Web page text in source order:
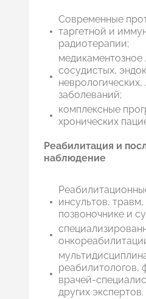
Современные
таргетной и
радиотерапии;
медикаментозное
сосудистых,
неврологических,
заболеваний;
комплексные
хронических
Реабилитация и
наблюдение
инсультов,
позвоночнике и
реабилитологов,
врачей-
других экспертов.